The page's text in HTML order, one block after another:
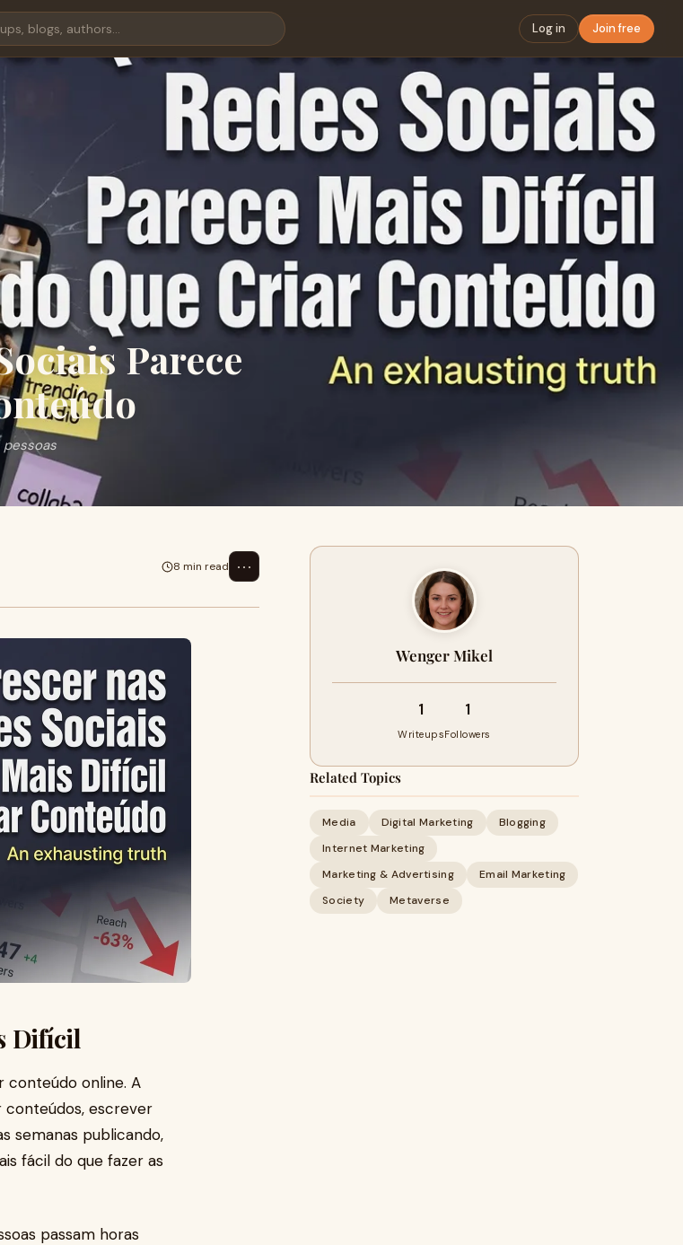
Log in Join free
Parece
8 min read ⋯
Difícil
conteúdo online. A
conteúdos, escrever
semanas publicando,
fácil do que fazer as
passam horas
Wenger Mikel
1
Writeups
1
Followers
Related Topics
Media Digital Marketing
Blogging
Internet Marketing
Marketing & Advertising
Email Marketing
Society
Metaverse